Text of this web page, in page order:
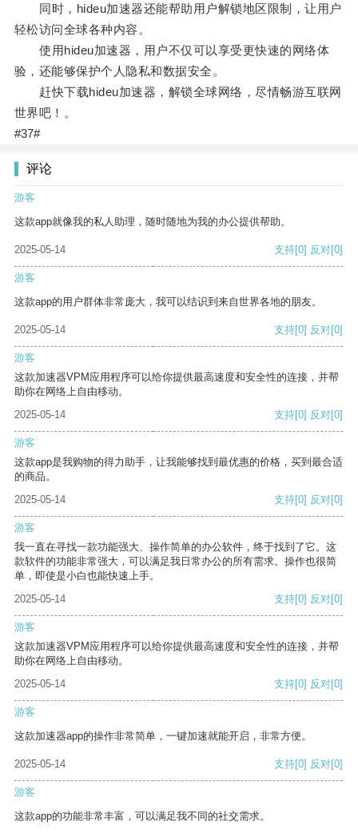
同时，hideu加速器还能帮助用户解锁地区限制，让用户
轻松访问全球各种内容。
使用hideu加速器，用户不仅可以享受更快速的网络体
验，还能够保护个人隐私和数据安全。
赶快下载hideu加速器，解锁全球网络，尽情畅游互联网
世界吧！。
#37#
评论
游客
这款app就像我的私人助理，随时随地为我的办公提供帮助。
2025-05-14 支持[0] 反对[0]
游客
这款app的用户群体非常庞大，我可以结识到来自世界各地的朋友。
2025-05-14 支持[0] 反对[0]
游客
这款加速器VPM应用程序可以给你提供最高速度和安全性的连接，并帮
助你在网络上自由移动。
2025-05-14
支持[0] 反对[0]
游客
这款app是我购物的得力助手，让我能够找到最优惠的价格，买到最合适
的商品。
2025-05-14
支持[0] 反对[0]
游客
我一直在寻找一款功能强大、操作简单的办公软件，终于找到了它。这
款软件的功能非常强大，可以满足我日常办公的所有需求。操作也很简
单，即使是小白也能快速上手。
2025-05-14
支持[0] 反对[0]
游客
这款加速器VPM应用程序可以给你提供最高速度和安全性的连接，并帮
助你在网络上自由移动。
2025-05-14
支持[0] 反对[0]
游客
这款加速器app的操作非常简单，一键加速就能开启，非常方便。
2025-05-14 支持[0] 反对[0]
游客
这款app的功能非常丰富，可以满足我不同的社交需求。